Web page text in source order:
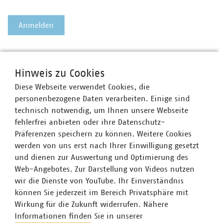
VKU-Bereiche
Hinweis zu Cookies
Diese Webseite verwendet Cookies, die
personenbezogene Daten verarbeiten. Einige sind
technisch notwendig, um Ihnen unsere Webseite
fehlerfrei anbieten oder ihre Datenschutz-
Präferenzen speichern zu können. Weitere Cookies
werden von uns erst nach Ihrer Einwilligung gesetzt
und dienen zur Auswertung und Optimierung des
Web-Angebotes. Zur Darstellung von Videos nutzen
wir die Dienste von YouTube. Ihr Einverständnis
können Sie jederzeit im Bereich Privatsphäre mit
Wirkung für die Zukunft widerrufen. Nähere
Informationen finden Sie in unserer